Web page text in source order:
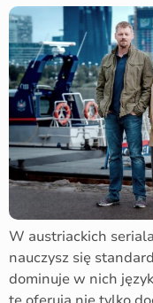
W austriackich
nauczysz się
dominuje w nich